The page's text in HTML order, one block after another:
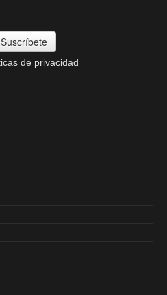
Suscríbete
de privacidad